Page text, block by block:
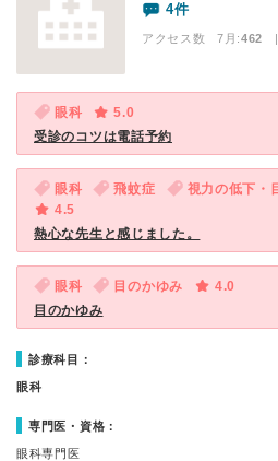
4件
アクセス数 7月:462 |
眼科
5.0
受診のコツは電話予約
眼科 飛蚊症
視力の低下・
4.5
熱心な先生と感じました。
眼科 目のかゆみ
4.0
目のかゆみ
診療科目：
眼科
専門医・資格：
眼科専門医